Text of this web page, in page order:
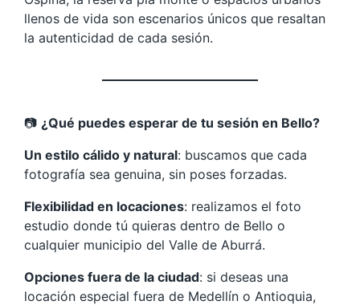
llenos de vida son escenarios únicos que resaltan
la autenticidad de cada sesión.
📷 ¿Qué puedes esperar de tu sesión en Bello?
Un estilo cálido y natural: buscamos que cada
fotografía sea genuina, sin poses forzadas.
Flexibilidad en locaciones: realizamos el foto
estudio donde tú quieras dentro de Bello o
cualquier municipio del Valle de Aburrá.
Opciones fuera de la ciudad: si deseas una
locación especial fuera de Medellín o Antioquia,